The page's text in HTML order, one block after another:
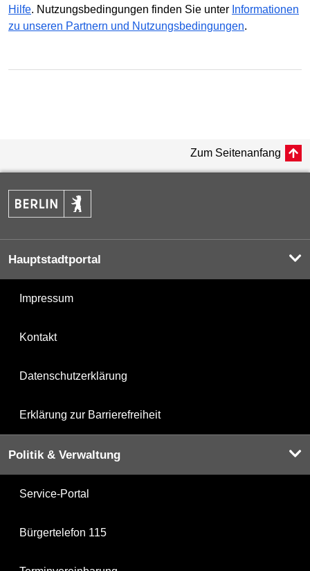
Hilfe. Nutzungsbedingungen finden Sie unter Informationen
zu unseren Partnern und Nutzungsbedingungen.
Zum Seitenanfang
Hauptstadtportal
Impressum
Kontakt
Datenschutzerklärung
Erklärung zur Barrierefreiheit
Politik & Verwaltung
Service-Portal
Bürgertelefon 115